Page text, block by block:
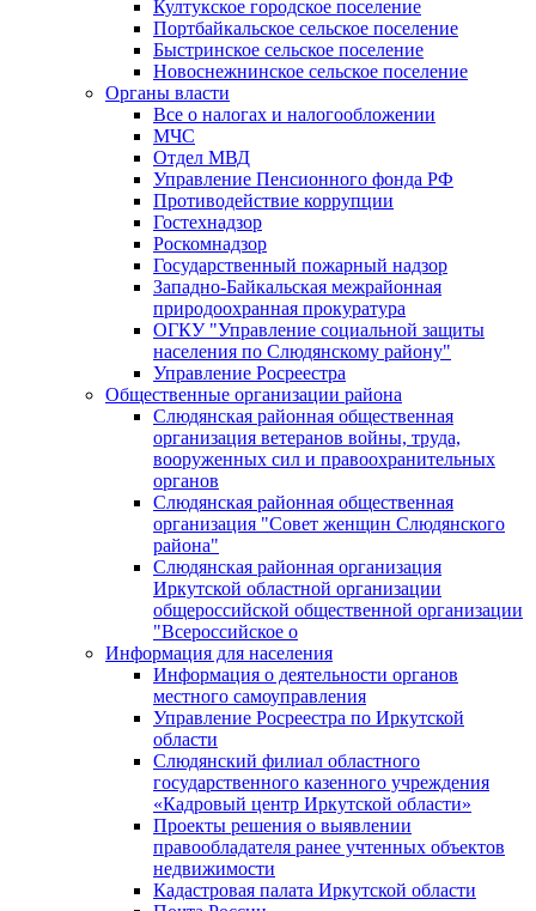
Култукское городское поселение
Портбайкальское сельское поселение
Быстринское сельское поселение
Новоснежнинское сельское поселение
Органы власти
Все о налогах и налогообложении
МЧС
Отдел МВД
Управление Пенсионного фонда РФ
Противодействие коррупции
Гостехнадзор
Роскомнадзор
Государственный пожарный надзор
Западно-Байкальская межрайонная
природоохранная прокуратура
ОГКУ "Управление социальной защиты
населения по Слюдянскому району"
Управление Росреестра
Общественные организации района
Слюдянская районная общественная
организация ветеранов войны, труда,
вооруженных сил и правоохранительных
органов
Слюдянская районная общественная
организация "Совет женщин Слюдянского
района"
Слюдянская районная организация
Иркутской областной организации
общероссийской общественной организации
"Всероссийское о
Информация для населения
Информация о деятельности органов
местного самоуправления
Управление Росреестра по Иркутской
области
Слюдянский филиал областного
государственного казенного учреждения
«Кадровый центр Иркутской области»
Проекты решения о выявлении
правообладателя ранее учтенных объектов
недвижимости
Кадастровая палата Иркутской области